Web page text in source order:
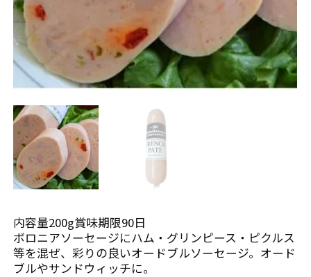
レ
ー
ー
ト
ビ
ー
フ
そ
の
内容量200g賞味期限90日
ボロニアソーセージにハム・グリンピース・ピクルス
等を混ぜ、彩りの良いオードブルソーセージ。オード
ブルやサンドウィッチに。